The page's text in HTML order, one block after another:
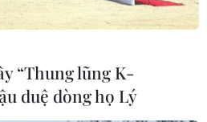
THỊ TÁM, KHÚC THANH
Quy định sử dụng
“Thung lũng K-
duệ dòng họ Lý